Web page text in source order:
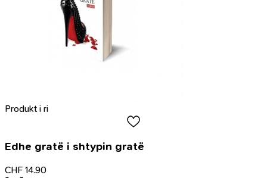
Produkt i ri
Edhe gratë i shtypin gratë
CHF 14.90